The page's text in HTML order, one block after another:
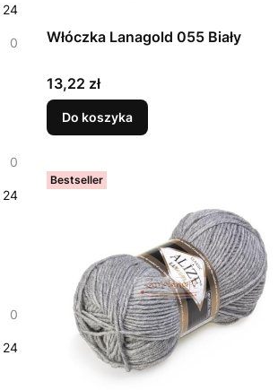
24
0
0
24
0
24
Włóczka Lanagold 055 Biały
Cena
13,22 zł
Do koszyka
Bestseller